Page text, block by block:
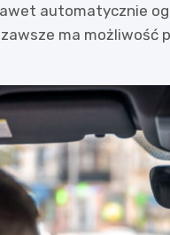
automatycznie
ma możliwość